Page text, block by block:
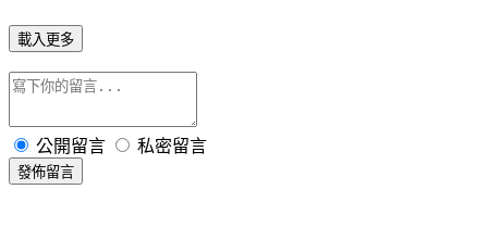
載入更多
公開留言 私密留言
發佈留言